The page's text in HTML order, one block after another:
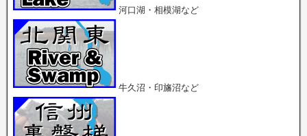
河口湖・相模湖など
牛久沼・印旛沼など